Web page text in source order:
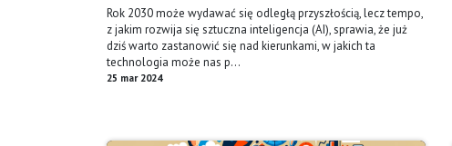
Rok 2030 może wydawać się odległą przyszłością, lecz tempo,
z jakim rozwija się sztuczna inteligencja (AI), sprawia, że już
dziś warto zastanowić się nad kierunkami, w jakich ta
technologia może nas p...
25 mar 2024